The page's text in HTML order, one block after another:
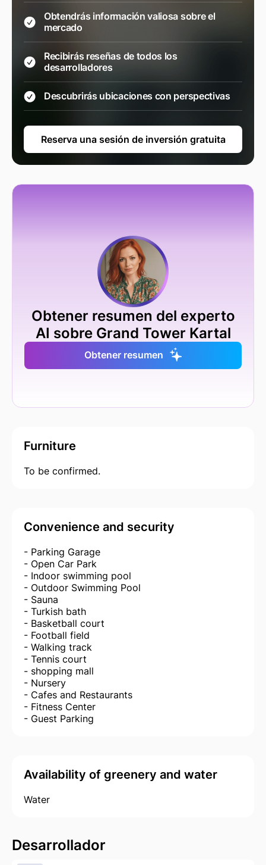
Obtendrás información valiosa sobre el
mercado
Recibirás reseñas de todos los
desarrolladores
Descubrirás ubicaciones con perspectivas
Reserva una sesión de inversión gratuita
Obtener resumen del experto
AI sobre Grand Tower Kartal
Obtener resumen
Furniture
To be confirmed.
Convenience and security
- Parking Garage
- Open Car Park
- Indoor swimming pool
- Outdoor Swimming Pool
- Sauna
- Turkish bath
- Basketball court
- Football field
- Walking track
- Tennis court
- shopping mall
- Nursery
- Cafes and Restaurants
- Fitness Center
- Guest Parking
Availability of greenery and water
Water
Desarrollador